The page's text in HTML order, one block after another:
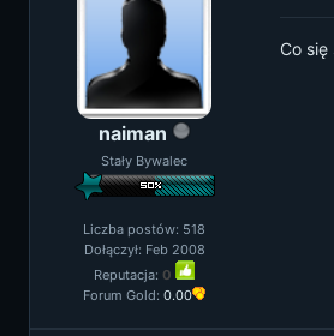
naiman
Stały Bywalec
Liczba postów: 518
Dołączył: Feb 2008
Reputacja: 0
Forum Gold: 0.00
Co